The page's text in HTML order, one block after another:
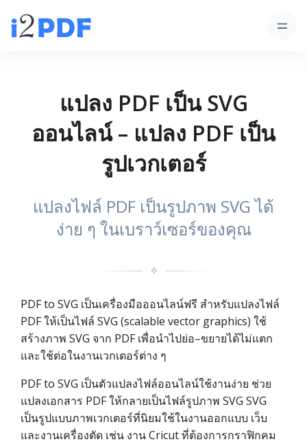
แปลง PDF เป็น SVG
ออนไลน์ – แปลง PDF เป็น
รูปเวกเตอร์
แปลงไฟล์ PDF เป็นรูปภาพ SVG ได้
ง่าย ๆ ในเบราว์เซอร์ของคุณ
✧
PDF to SVG เป็นเครื่องมือออนไลน์ฟรี สำหรับแปลงไฟล์
PDF ให้เป็นไฟล์ SVG (scalable vector graphics) ใช้
สร้างภาพ SVG จาก PDF เพื่อนำไปย่อ–ขยายได้ไม่แตก
และใช้ต่อในงานเวกเตอร์ต่าง ๆ
PDF to SVG เป็นตัวแปลงไฟล์ออนไลน์ใช้งานง่าย ช่วย
แปลงเอกสาร PDF ให้กลายเป็นไฟล์รูปภาพ SVG SVG
เป็นรูปแบบภาพเวกเตอร์ที่นิยมใช้ในงานออกแบบ เว็บ
และงานเครื่องตัด เช่น งาน Cricut ที่ต้องการกราฟิกคม